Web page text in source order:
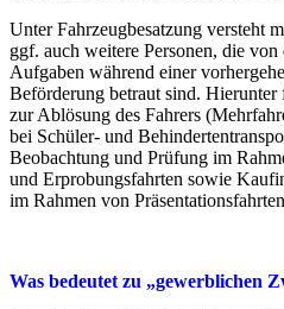
Unter Fahrzeugbesatzung versteht
ggf. auch weitere Personen, die
Aufgaben während einer
Beförderung betraut sind. Hierunter
zur Ablösung des Fahrers
bei Schüler- und
Beobachtung und Prüfung im
und Erprobungsfahrten sowie
im Rahmen von
Was bedeutet zu „gewerblichen